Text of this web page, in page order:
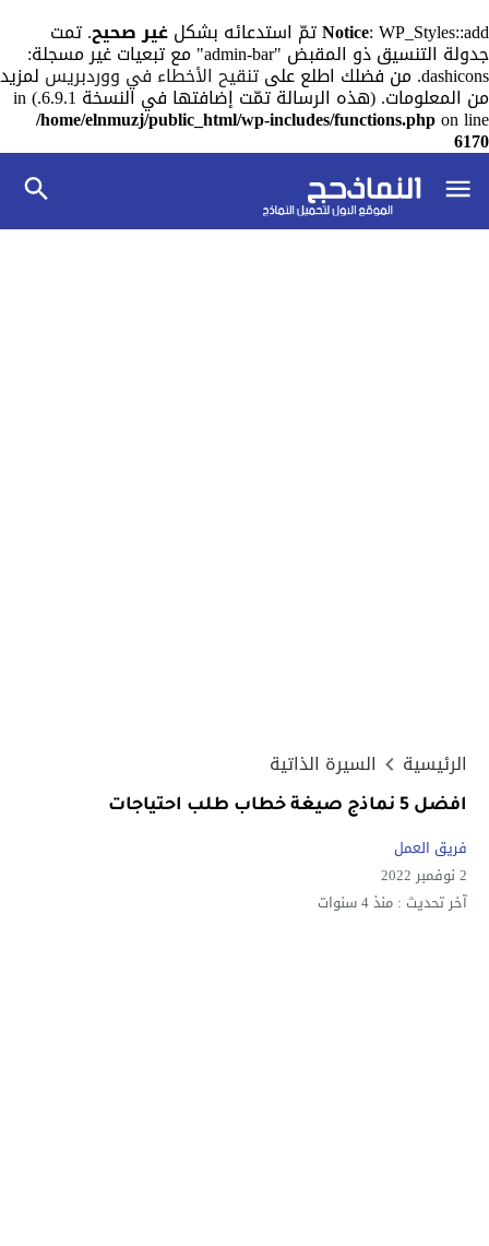
Notice: WP_Styles::add تمّ استدعائه بشكل غير صحيح. تمت
جدولة التنسيق ذو المقبض "admin-bar" مع تبعيات غير مسجلة:
dashicons. من فضلك اطلع على تنقيح الأخطاء في ووردبريس لمزيد
من المعلومات. (هذه الرسالة تمّت إضافتها في النسخة 6.9.1.) in
/home/elnmuzj/public_html/wp-includes/functions.phpon line
6170
الرئيسية السيرة الذاتية
افضل 5 نماذج صيغة خطاب طلب احتياجات
فريق العمل
2 نوفمبر 2022
آخر تحديث : منذ 4 سنوات